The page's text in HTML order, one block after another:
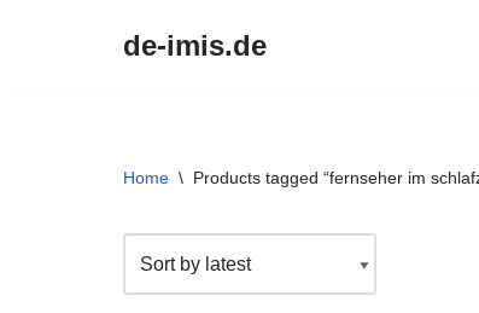
de-imis.de
Home \ Products tagged “fernseher im